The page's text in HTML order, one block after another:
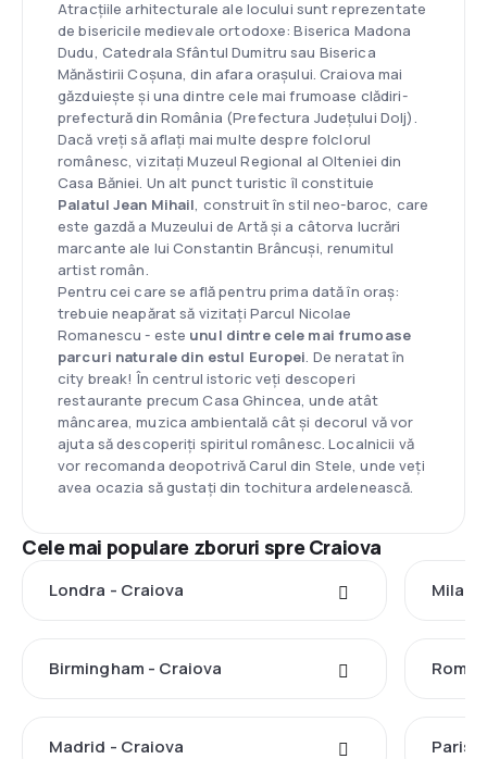
Atracțiile arhitecturale ale locului sunt reprezentate
de bisericile medievale ortodoxe: Biserica Madona
Dudu, Catedrala Sfântul Dumitru sau Biserica
Mănăstirii Coșuna, din afara orașului. Craiova mai
găzduiește și una dintre cele mai frumoase clădiri-
prefectură din România (Prefectura Județului Dolj).
Dacă vreți să aflați mai multe despre folclorul
românesc, vizitați Muzeul Regional al Olteniei din
Casa Băniei. Un alt punct turistic îl constituie
Palatul Jean Mihail, construit în stil neo-baroc, care
este gazdă a Muzeului de Artă și a câtorva lucrări
marcante ale lui Constantin Brâncuși, renumitul
artist român.
Pentru cei care se află pentru prima dată în oraș:
trebuie neapărat să vizitați Parcul Nicolae
Romanescu - este unul dintre cele mai frumoase
parcuri naturale din estul Europei. De neratat în
city break! În centrul istoric veți descoperi
restaurante precum Casa Ghincea, unde atât
mâncarea, muzica ambientală cât și decorul vă vor
ajuta să descoperiți spiritul românesc. Localnicii vă
vor recomanda deopotrivă Carul din Stele, unde veți
avea ocazia să gustați din tochitura ardelenească.
Cele mai populare zboruri spre Craiova
Londra - Craiova
Birmingham - Craiova Roma
Madrid - Craiova Paris